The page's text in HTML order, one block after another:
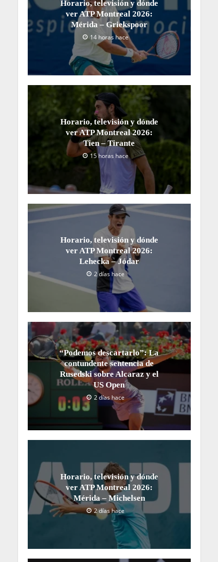
Horario, televisión y dónde
ver ATP Montreal 2026:
Mérida – Griekspoor
14 horas hace
Horario, televisión y dónde
ver ATP Montreal 2026:
Tien – Tirante
15 horas hace
Horario, televisión y dónde
ver ATP Montreal 2026:
Lehecka – Jódar
2 días hace
“Podemos descartarlo”: La
contundente sentencia de
Rusedski sobre Alcaraz y el
US Open
2 días hace
Horario, televisión y dónde
ver ATP Montreal 2026:
Mérida – Michelsen
2 días hace